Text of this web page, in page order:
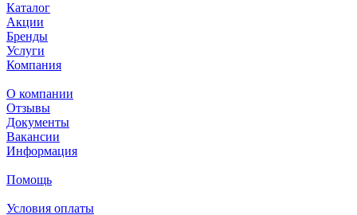
Каталог
Акции
Бренды
Услуги
Компания
О компании
Отзывы
Документы
Вакансии
Информация
Помощь
Условия оплаты